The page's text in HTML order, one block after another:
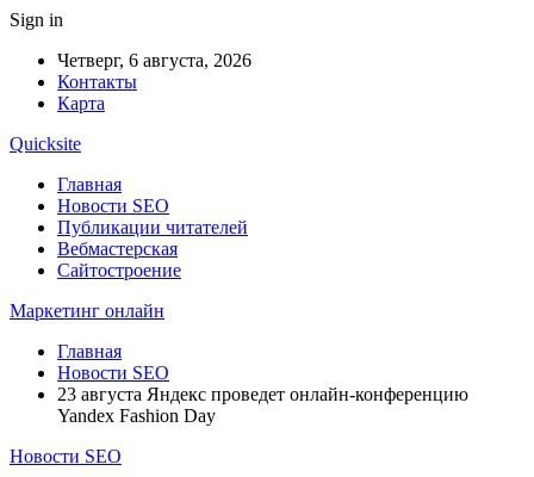
Sign in
Четверг, 6 августа, 2026
Контакты
Карта
Quicksite
Главная
Новости SEO
Публикации читателей
Вебмастерская
Сайтостроение
Маркетинг онлайн
Главная
Новости SEO
23 августа Яндекс проведет онлайн-конференцию
Yandex Fashion Day
Новости SEO